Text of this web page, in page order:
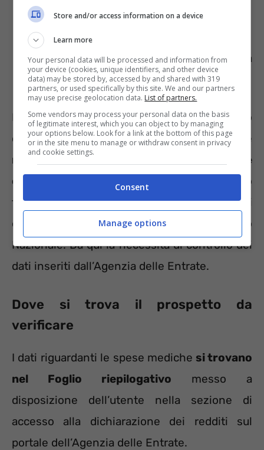
ostetriche,
tecnici sanitari di radiologia medica,
iscritti agli elenchi speciali a
esaurimento.
Può succedere che per disguidi nell’invio
della comunicazione all’AdE o per inesattezze
non tutte le spese effettuate siano portate
correttamente nel modello 730.
Allo stesso
tempo l’elenco non includerà visite detraibili
effettuate fuori dal Sistema Sanitario
Nazionale. Da qui la necessità di controllo dei
dati inseriti dall’Agenzia delle Entrate.
Dove si trova il prospetto da
verificare
I dati riguardanti le spese mediche si trovano
nel Foglio riepilogativo messo a
disposizione dell’utente nella sezione di
accesso alla dichiarazione dei redditi sul
portale dell’Agenzia delle Entrate.
Store and/or access information on a device
Learn more
Your personal data will be processed and information from
your device (cookies, unique identifiers, and other device
data) may be stored by, accessed by and shared with 319
partners, or used specifically by this site. We and our partners
may use precise geolocation data. List of partners.
Some vendors may process your personal data on the basis
of legitimate interest, which you can object to by managing
your options below. Look for a link at the bottom of this page
or in the site menu to manage or withdraw consent in privacy
and cookie settings.
Consent
Manage options